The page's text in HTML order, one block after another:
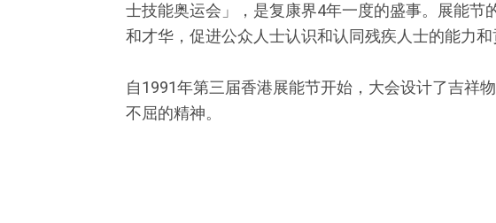
士技能奥运会」，是复康界4年一度的盛事。展能
和才华，促进公众人士认识和认同残疾人士的能力
自1991年第三届香港展能节开始，大会设计了吉祥
不屈的精神。